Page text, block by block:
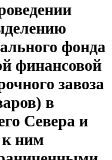
фонда
финансовой
завоза
в
Севера и
ним